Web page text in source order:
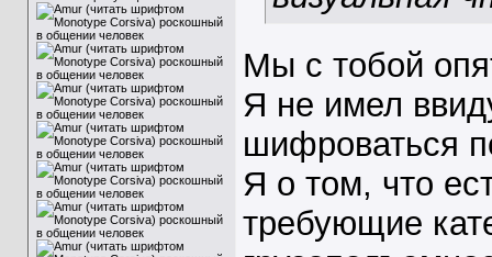
Мы с тобой
Я не имел
шифроваться
Я о том, что
требующие